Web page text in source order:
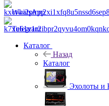
WhatsApp
Telegram
Каталог
Назад
Каталог
Эхолоты и